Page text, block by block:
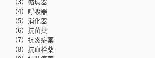
（4）呼吸器
（5）消化器
（6）抗菌薬
（7）抗炎症薬
（8）抗血栓薬